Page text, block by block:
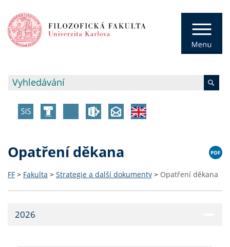
Opatření děkana
FF > Fakulta > Strategie a další dokumenty > Opatření děkana
2026